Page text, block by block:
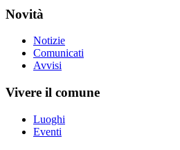
Novità
Notizie
Comunicati
Avvisi
Vivere il comune
Luoghi
Eventi